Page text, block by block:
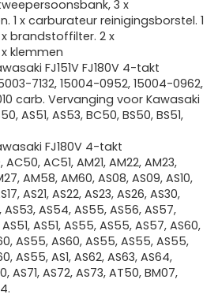
3 x
1 x carburateur reinigingsborstel. 1
brandstoffilter. 2 x
klemmen
FJ151V FJ180V 4-takt
7132, 15004-0952, 15004-0962,
carb. Vervanging voor Kawasaki
AS51, AS53, BC50, BS50, BS51,
FJ180V 4-takt
AC51, AM21, AM22, AM23,
AM58, AM60, AS08, AS09, AS10,
AS21, AS22, AS23, AS26, AS30,
AS53, AS54, AS55, AS56, AS57,
AS51, AS51, AS55, AS55, AS57, AS60,
AS55, AS60, AS55, AS55, AS55,
AS55, AS1, AS62, AS63, AS64,
AS71, AS72, AS73, AT50, BM07,